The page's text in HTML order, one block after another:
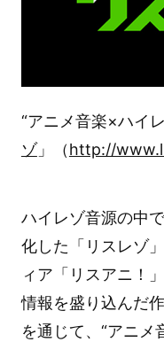
“アニメ音楽×ハイ
ゾ」（http://
ハイレゾ音源の中
化した「リスレゾ
ィア「リスアニ！
情報を盛り込んだ
を通じて、“アニメ